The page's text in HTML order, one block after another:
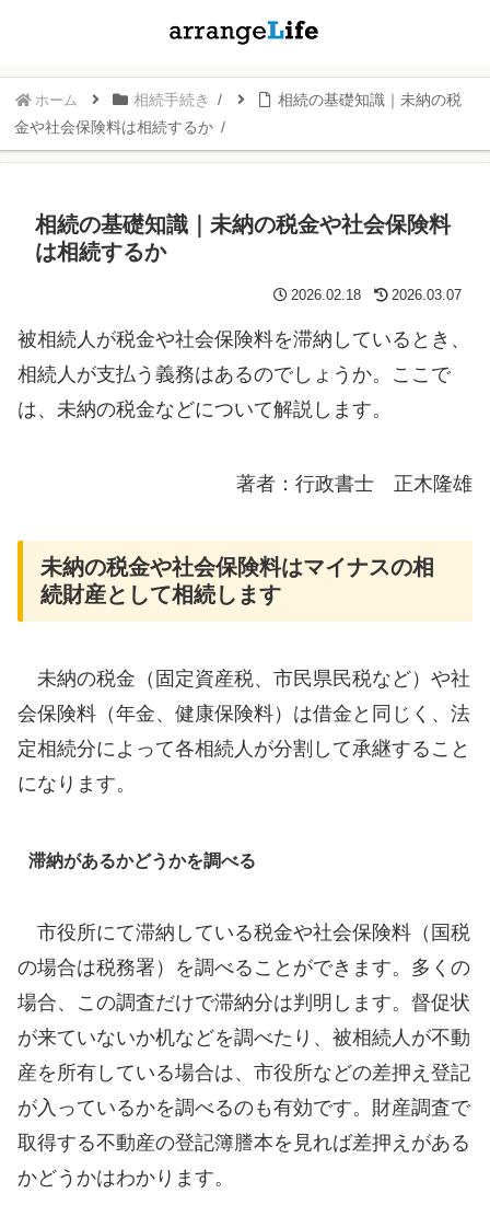
ホーム 相続手続き
相続の基礎知識｜未納の税
金や社会保険料は相続するか
相続の基礎知識｜未納の税金や社会保険料
は相続するか
2026.02.18 2026.03.07
被相続人が税金や社会保険料を滞納しているとき、
相続人が支払う義務はあるのでしょうか。ここで
は、未納の税金などについて解説します。
著者：行政書士 正木隆雄
未納の税金や社会保険料はマイナスの相
続財産として相続します
未納の税金（固定資産税、市民県民税など）や社
会保険料（年金、健康保険料）は借金と同じく、法
定相続分によって各相続人が分割して承継すること
になります。
滞納があるかどうかを調べる
市役所にて滞納している税金や社会保険料（国税
の場合は税務署）を調べることができます。多くの
場合、この調査だけで滞納分は判明します。督促状
が来ていないか机などを調べたり、被相続人が不動
産を所有している場合は、市役所などの差押え登記
が入っているかを調べるのも有効です。財産調査で
取得する不動産の登記簿謄本を見れば差押えがある
かどうかはわかります。